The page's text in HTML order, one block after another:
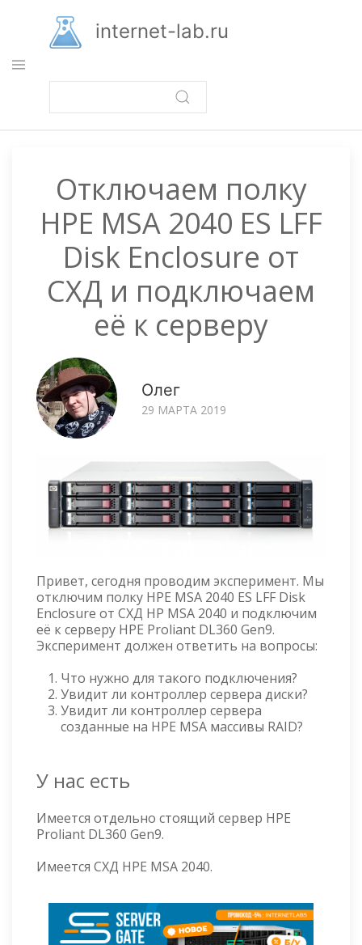
основному
содержанию
internet-lab.ru
Отключаем полку
HPE MSA 2040 ES LFF
Disk Enclosure от
СХД и подключаем
её к серверу
Олег
29 МАРТА 2019
Привет, сегодня проводим эксперимент. Мы
отключим полку HPE MSA 2040 ES LFF Disk
Enclosure от СХД HP MSA 2040 и подключим
её к серверу HPE Proliant DL360 Gen9.
Эксперимент должен ответить на вопросы:
Что нужно для такого подключения?
Увидит ли контроллер сервера диски?
Увидит ли контроллер сервера
созданные на HPE MSA массивы RAID?
У нас есть
Имеется отдельно стоящий сервер HPE
Proliant DL360 Gen9.
Имеется СХД HPE MSA 2040.